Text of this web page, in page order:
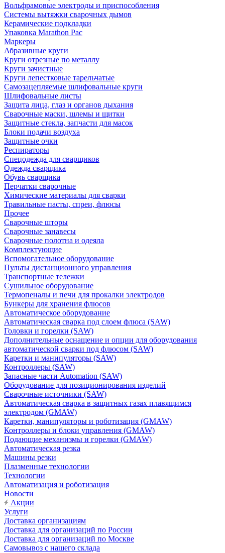
Вольфрамовые электроды и приспособления
Системы вытяжки сварочных дымов
Керамические подкладки
Упаковка Marathon Pac
Маркеры
Абразивные круги
Круги отрезные по металлу
Круги зачистные
Круги лепестковые тарельчатые
Самозацепляемые шлифовальные круги
Шлифовальные листы
Защита лица, глаз и органов дыхания
Сварочные маски, шлемы и щитки
Защитные стекла, запчасти для масок
Блоки подачи воздуха
Защитные очки
Респираторы
Спецодежда для сварщиков
Одежда сварщика
Обувь сварщика
Перчатки сварочные
Химические материалы для сварки
Травильные пасты, спреи, флюсы
Прочее
Сварочные шторы
Сварочные занавесы
Сварочные полотна и одеяла
Комплектующие
Вспомогательное оборудование
Пульты дистанционного управления
Транспортные тележки
Сушильное оборудование
Термопеналы и печи для прокалки электродов
Бункеры для хранения флюсов
Автоматическое оборудование
Автоматическая сварка под слоем флюса (SAW)
Головки и горелки (SAW)
Дополнительные оснащение и опции для оборудования
автоматической сварки под флюсом (SAW)
Каретки и манипуляторы (SAW)
Контроллеры (SAW)
Запасные части Automation (SAW)
Оборудование для позиционирования изделий
Сварочные источники (SAW)
Автоматическая сварка в защитных газах плавящимся
электродом (GMAW)
Каретки, манипуляторы и роботизация (GMAW)
Контроллеры и блоки управления (GMAW)
Подающие механизмы и горелки (GMAW)
Автоматическая резка
Машины резки
Плазменные технологии
Технологии
Автоматизация и роботизация
Новости
Акции
Услуги
Доставка организациям
Доставка для организаций по России
Доставка для организаций по Москве
Самовывоз с нашего склада